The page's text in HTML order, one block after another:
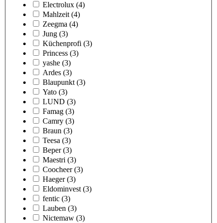
Electrolux (4)
Mahlzeit (4)
Zeegma (4)
Jung (3)
Küchenprofi (3)
Princess (3)
yashe (3)
Ardes (3)
Blaupunkt (3)
Yato (3)
LUND (3)
Famag (3)
Camry (3)
Braun (3)
Teesa (3)
Beper (3)
Maestri (3)
Coocheer (3)
Haeger (3)
Eldominvest (3)
fentic (3)
Lauben (3)
Nictemaw (3)